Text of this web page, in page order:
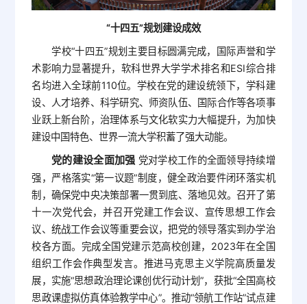
“十四五”规划建设成效
学校“十四五”规划主要目标圆满完成，国际声誉和学
术影响力显著提升，软科世界大学学术排名和ESI综合排
名均进入全球前110位。学校在党的建设统领下，学科建
设、人才培养、科学研究、师资队伍、国际合作等各项事
业跃上新台阶，治理体系与文化软实力大幅提升，为加快
建设中国特色、世界一流大学积蓄了强大动能。
党的建设全面加强 党对学校工作的全面领导持续增
强，严格落实“第一议题”制度，健全政治要件闭环落实机
制，确保党中央决策部署一贯到底、落地见效。召开了第
十一次党代会，并召开党建工作会议、宣传思想工作会
议、统战工作会议等重要会议，把党的领导落实到办学治
校各方面。完成全国党建示范高校创建，2023年在全国
组织工作会作典型发言。推进马克思主义学院高质量发
展，实施“思想政治理论课创优行动计划”，获批“全国高校
思政课虚拟仿真体验教学中心”。推动“领航工作站”试点建